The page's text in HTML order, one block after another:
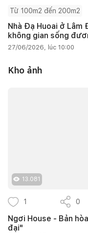
Từ 100m2 đến 200m2
Nhà Đạ Huoai ở
không gian sống
27/06/2026, lúc 10:00
Kho ảnh
13.081
1 0
Ngơi House - Bản
đại"